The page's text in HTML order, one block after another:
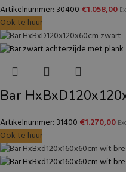
Artikelnummer: 30400 €1.058,00
Ook te huur
Bar
Artikelnummer: 31400 €1.270,00
Ook te huur